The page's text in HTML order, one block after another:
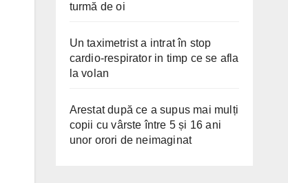
turmă de oi
Un taximetrist a intrat în stop
cardio-respirator in timp ce se afla
la volan
Arestat după ce a supus mai mulți
copii cu vârste între 5 și 16 ani
unor orori de neimaginat